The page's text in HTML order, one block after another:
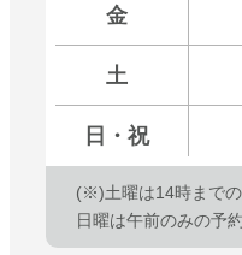
金
土
日 ・祝
(※)土曜は14時まで
日曜は午前のみの予